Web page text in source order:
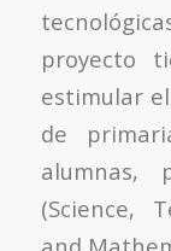
proyecto
estimular
de
alumnas,
(Science,